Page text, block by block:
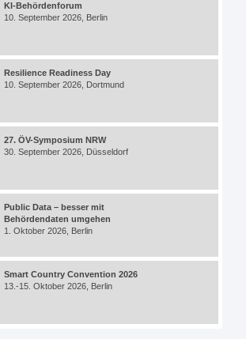
KI-Behördenforum
10. September 2026, Berlin
Resilience Readiness Day
10. September 2026, Dortmund
27. ÖV-Symposium NRW
30. September 2026, Düsseldorf
Public Data – besser mit
Behördendaten umgehen
1. Oktober 2026, Berlin
Smart Country Convention 2026
13.-15. Oktober 2026, Berlin